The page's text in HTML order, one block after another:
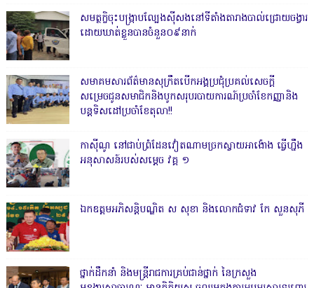
សមត្ថកិ្ចចុះបង្ក្រាបល្បែងស៊ីសងនៅទីតាំងតារាងបាល់ជ្រោយចង្វារ
ដោយឃាត់ខ្លួនបានចំនួន០៩នាក់
សមាគមសារព័ត៌មានសុក្រឹតបើកអង្គប្រជុំប្រគល់សេចក្តី
សម្រេចជូនសមាជិកនិងបូកសរុបរបាយការណ៍ប្រចាំខែកញ្ញានិង
បន្តទិសដៅប្រចាំខែតុលា!!
កាសុីណូ នៅជាប់ព្រំដែនវៀតណាមច្រកស្វាយអាង៉ោង ធ្វើហ្នឹង
អនុសាសន៍របស់សម្ដេច វគ្គ ១
ឯកឧត្តមអភិសន្តិបណ្ឌិត ស សុខា និងលោកជំទាវ កែ សួនសុភី
ថ្នាក់ដឹកនាំ និងមន្ត្រីរាជការគ្រប់ជាន់ថ្នាក់ នៃក្រសួង